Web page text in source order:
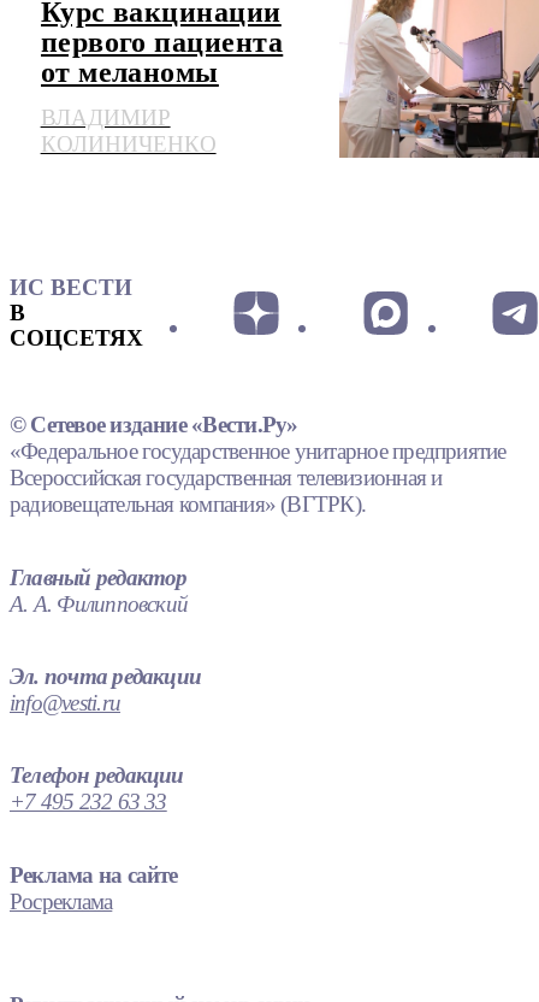
Курс вакцинации
первого пациента
от меланомы
завершится в
сентябре
ВЛАДИМИР
КОЛИНИЧЕНКО
ИС ВЕСТИ
В
СОЦСЕТЯХ
© Сетевое издание «Вести.Ру»
«Федеральное государственное унитарное предприятие
Всероссийская государственная телевизионная и
радиовещательная компания» (ВГТРК).
Главный редактор
А. А. Филипповский
Эл. почта редакции
info@vesti.ru
Телефон редакции
+7 495 232 63 33
Реклама на сайте
Росреклама